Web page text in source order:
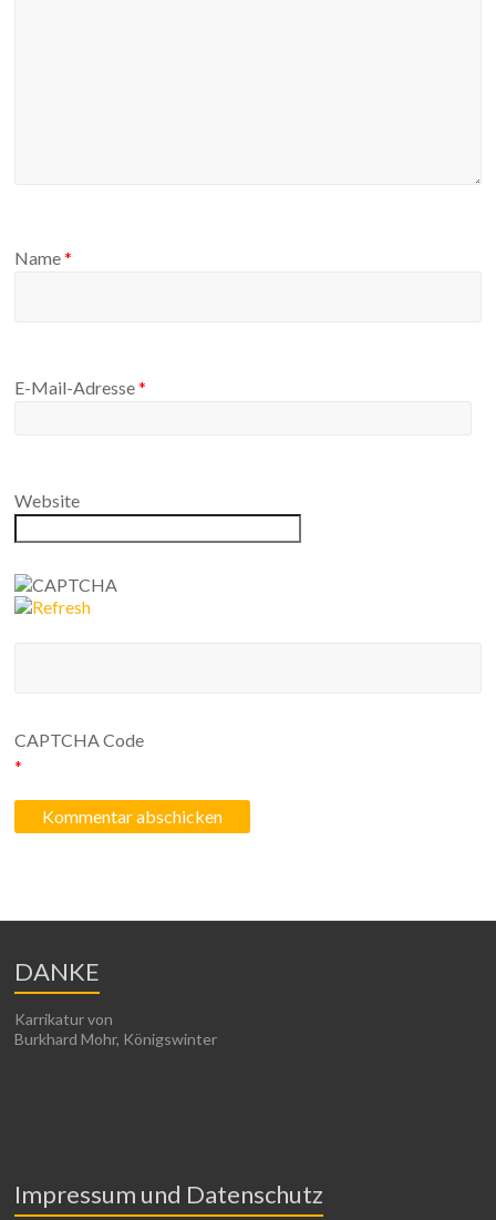
Name*
E-Mail-Adresse*
Website
CAPTCHA Code
*
DANKE
Karrikatur von
Burkhard Mohr, Königswinter
Impressum und Datenschutz